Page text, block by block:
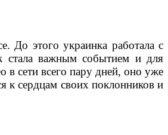
этого украинка работала с
стала важным событием и для
в сети всего пару дней, оно уже
сердцам своих поклонников и